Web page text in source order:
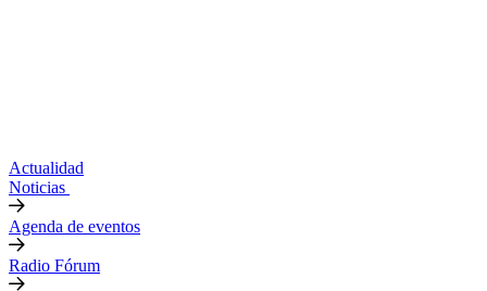
Actualidad
Noticias
Agenda de eventos
Radio Fórum